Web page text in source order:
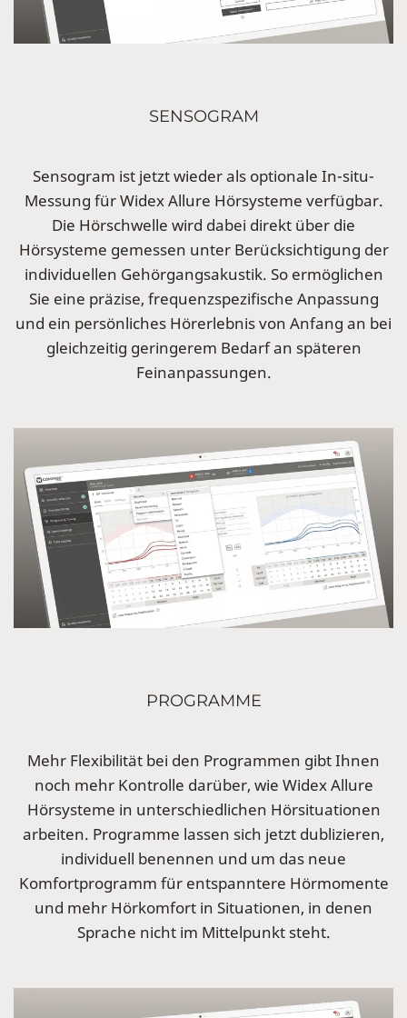
SENSOGRAM
Sensogram ist jetzt wieder als optionale In-situ-
Messung für Widex Allure Hörsysteme verfügbar.
Die Hörschwelle wird dabei direkt über die
Hörsysteme gemessen unter Berücksichtigung der
individuellen Gehörgangsakustik. So ermöglichen
Sie eine präzise, frequenzspezifische Anpassung
und ein persönliches Hörerlebnis von Anfang an bei
gleichzeitig geringerem Bedarf an späteren
Feinanpassungen.
PROGRAMME
Mehr Flexibilität bei den Programmen gibt Ihnen
noch mehr Kontrolle darüber, wie Widex Allure
Hörsysteme in unterschiedlichen Hörsituationen
arbeiten. Programme lassen sich jetzt dublizieren,
individuell benennen und um das neue
Komfortprogramm für entspanntere Hörmomente
und mehr Hörkomfort in Situationen, in denen
Sprache nicht im Mittelpunkt steht.